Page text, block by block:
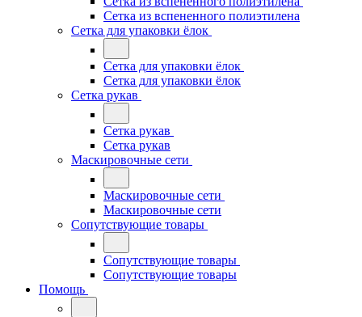
Сетка из вспененного полиэтилена
Сетка для упаковки ёлок
Сетка для упаковки ёлок
Сетка для упаковки ёлок
Сетка рукав
Сетка рукав
Сетка рукав
Маскировочные сети
Маскировочные сети
Маскировочные сети
Сопутствующие товары
Сопутствующие товары
Сопутствующие товары
Помощь